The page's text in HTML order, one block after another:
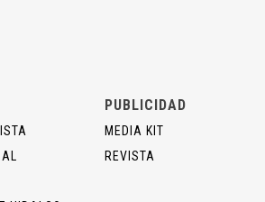
PUBLICIDAD
MEDIA KIT
REVISTA